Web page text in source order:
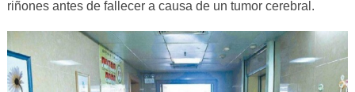
riñones antes de fallecer a causa de un tumor cerebral.